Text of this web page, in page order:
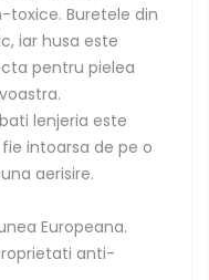
Buretele din
iar husa este
pentru pielea
lenjeria este
intoarsa de pe o
aerisire.
Europeana.
anti-